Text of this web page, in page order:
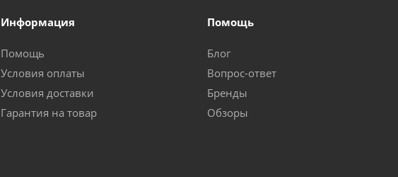
Информация
Помощь
Условия оплаты
Условия доставки
Гарантия на товар
Помощь
Блог
Вопрос-ответ
Бренды
Обзоры